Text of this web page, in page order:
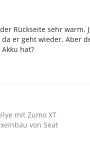
Rückseite sehr
er geht wieder. Aber
hat?
mit Zumo XT
von Seat